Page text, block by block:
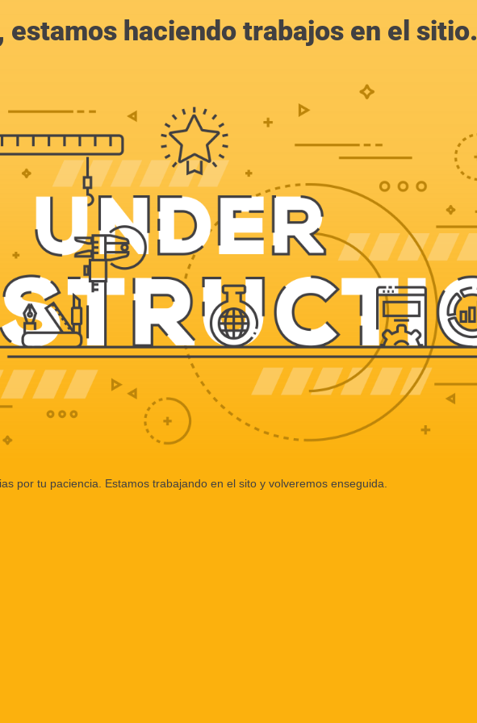
estamos haciendo trabajos en el sitio.
por tu paciencia. Estamos trabajando en el sito y volveremos enseguida.